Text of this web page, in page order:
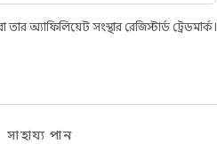
সংস্থার রেজিস্টার্ড ট্রেডমার্ক।
সাহায্য পান